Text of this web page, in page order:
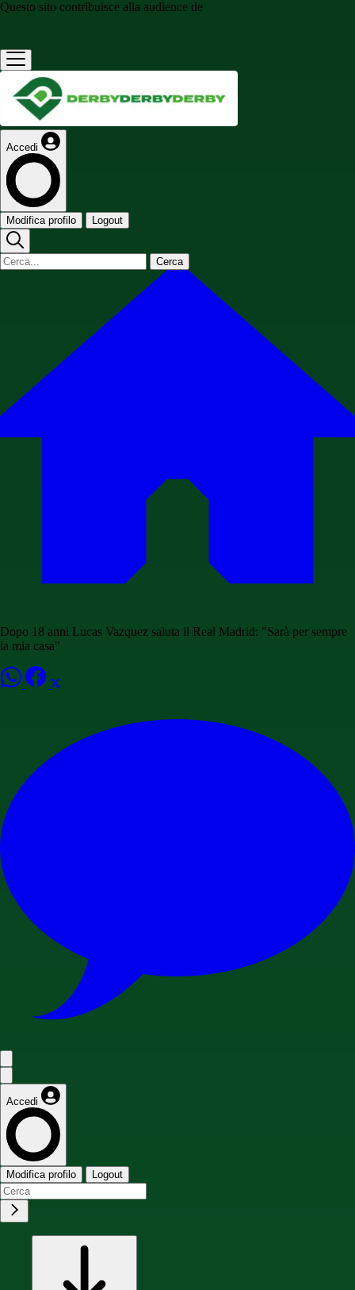
Questo sito contribuisce alla audience de
Accedi
Modifica profilo Logout
Cerca
Dopo 18 anni Lucas Vazquez saluta il Real Madrid: "Sarà per sempre
la mia casa"
Accedi
Modifica profilo Logout